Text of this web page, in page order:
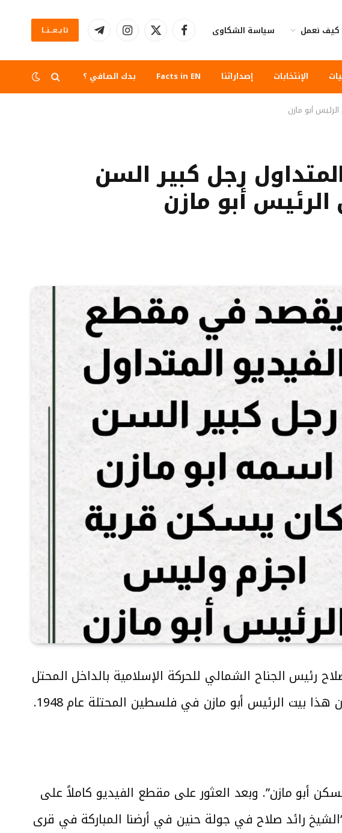
كيف نعمل سياسة الشكاوى فيسبوكX الانستغرامتيلقرام تابــعــنــا
الإنتخابات إصداراتنا Facts in EN بدك الصافي ؟
أبو مازن
رجل كبير السن
أبو مازن
رئيس الجناح الشمالي للحركة الإسلامية بالداخل المحتل
بيت الرئيس أبو مازن في فلسطين المحتلة عام 1948.
أبو مازن”. وبعد العثور على مقطع الفيديو كاملاً على
قبل ثلاثة أيام على قناة “موقع موطني 48” بعنوان “الشيخ رائد صلاح في جولة حنين في أرضنا المباركة في قرى